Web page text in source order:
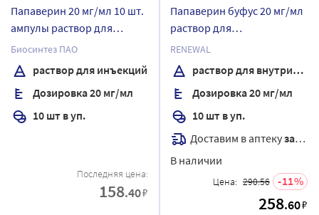
Папаверин 20 мг/мл 10 шт.
ампулы раствор для
инъекций 2 мл
Биосинтез ПАО
раствор для инъекций
Дозировка 20 мг/мл
10 шт в уп.
Последняя цена:
158.40₽
Папаверин буфус 20 мг/мл
раствор для
внутривенного и
внутримышечного
введения 2 мл ампулы 10
шт.
RENEWAL
раствор для внутривенного и внутримышечного введения
Дозировка 20 мг/мл
10 шт в уп.
Доставим в аптекузавтра
В наличии
Цена: 290.56 11
258.60₽